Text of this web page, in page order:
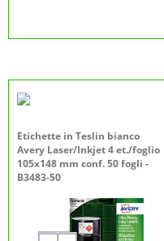
Etichette in Teslin bianco
Avery Laser/Inkjet 4 et./foglio
105x148 mm conf. 50 fogli -
B3483-50